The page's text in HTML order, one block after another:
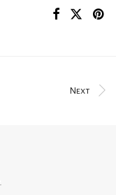
Next